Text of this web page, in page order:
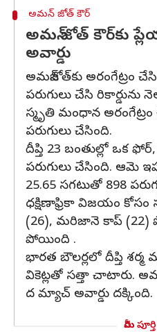
అమన్ జోత్ కౌర్‌
అమన్ జోత్ కౌర్‌కు
అవార్డు
అమన్‌జోత్‌కు అరంగేట్రం
పరుగులు చేసి రికార్డును
స్మృతి మంధాన
పరుగులు చేసింది.
దీప్తి 23 బంతుల్లో ఒక ఫోర్,
పరుగులు చేసింది. ఆమె
25.65 సగటుతో 898
ధక్షిణాఫ్రికా విజయం కోసం
(26), మరిజానె కాప్
పోయింది .
భారత బౌలర్లలో దీప్తి శర్మ
వికెట్లతో సత్తా చాటారు.
ద మ్యాచ్ అవార్డు దక్కింది.
మీరు